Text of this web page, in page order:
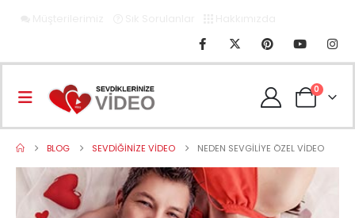
0
BLOG SEVDIĞINIZE VIDEO NEDEN SEVGILIYE ÖZEL VIDEO